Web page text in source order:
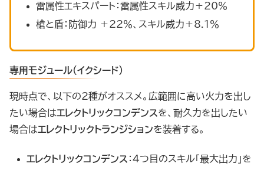
雷属性エキスパート：雷属性スキル威力＋20％
槍と盾：防御力 ＋22％、スキル威力＋8.1％
専用モジュール（イクシード）
現時点で、以下の2種がオススメ。広範囲に高い火力を出し
たい場合はエレクトリックコンデンスを、耐久力を出したい
場合はエレクトリックトランジションを装着する。
エレクトリックコンデンス ：4つ目のスキル「最大出力」を